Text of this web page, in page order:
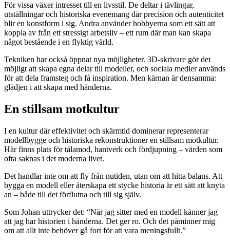
För vissa växer intresset till en livsstil. De deltar i tävlingar,
utställningar och historiska evenemang där precision och autenticitet
blir en konstform i sig. Andra använder hobbyerna som ett sätt att
koppla av från ett stressigt arbetsliv – ett rum där man kan skapa
något bestående i en flyktig värld.
Tekniken har också öppnat nya möjligheter. 3D-skrivare gör det
möjligt att skapa egna delar till modeller, och sociala medier används
för att dela framsteg och få inspiration. Men kärnan är densamma:
glädjen i att skapa med händerna.
En stillsam motkultur
I en kultur där effektivitet och skärmtid dominerar representerar
modellbygge och historiska rekonstruktioner en stillsam motkultur.
Här finns plats för tålamod, hantverk och fördjupning – värden som
ofta saknas i det moderna livet.
Det handlar inte om att fly från nutiden, utan om att hitta balans. Att
bygga en modell eller återskapa ett stycke historia är ett sätt att knyta
an – både till det förflutna och till sig själv.
Som Johan uttrycker det: “När jag sitter med en modell känner jag
att jag har historien i händerna. Det ger ro. Och det påminner mig
om att allt inte behöver gå fort för att vara meningsfullt.”